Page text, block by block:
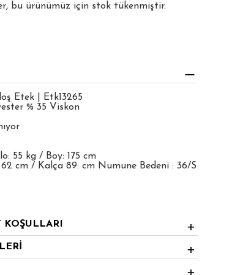
bu ürünümüz için stok tükenmiştir.
Etek | Etk13265
% 35 Viskon
55 kg / Boy: 175 cm
cm / Kalça 89: cm Numune Bedeni : 36/S
KOŞULLARI